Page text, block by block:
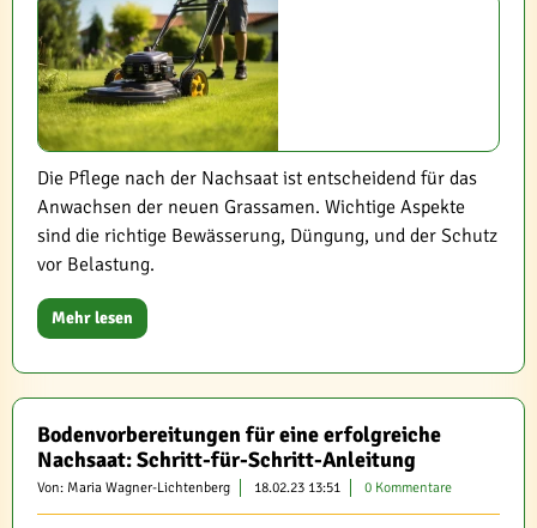
Die Pflege nach der Nachsaat ist entscheidend für das
Anwachsen der neuen Grassamen. Wichtige Aspekte
sind die richtige Bewässerung, Düngung, und der Schutz
vor Belastung.
Mehr lesen
Bodenvorbereitungen für eine erfolgreiche
Nachsaat: Schritt-für-Schritt-Anleitung
Von: Maria Wagner-Lichtenberg 18.02.23 13:51 0 Kommentare